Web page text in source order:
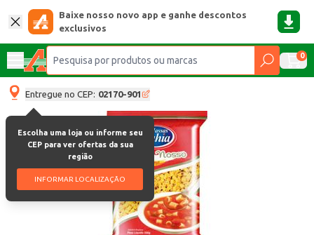
Baixe nosso novo app e ganhe descontos
exclusivos
0
Entregue no CEP: 02170-901
Escolha uma loja ou informe seu
CEP para ver ofertas da sua
região
INFORMAR LOCALIZAÇÃO